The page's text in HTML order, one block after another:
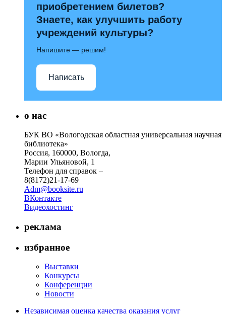
приобретением билетов?
Знаете, как улучшить работу
учреждений культуры?
Напишите — решим!
Написать
о нас
БУК ВО «Вологодская областная универсальная научная
библиотека»
Россия, 160000, Вологда,
Марии Ульяновой, 1
Телефон для справок –
8(8172)21-17-69
Adm@booksite.ru
ВКонтакте
Видеохостинг
реклама
избранное
Выставки
Конкурсы
Конференции
Новости
Независимая оценка качества оказания услуг